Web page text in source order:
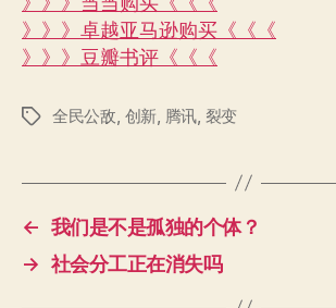
》》》卓越亚马逊购买《《《
》》》豆瓣书评《《《
标
全民公敌 创新 腾讯 裂变
← 我们是不是孤独的个体？
→ 社会分工正在消失吗